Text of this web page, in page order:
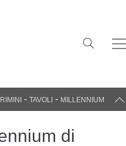
- TAVOLI - MILLENNIUM
di